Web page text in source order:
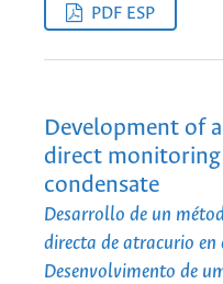
PDF ESP
Development of
direct
condensate
Desarrollo de un
directa de atracurio en
Desenvolvimento de